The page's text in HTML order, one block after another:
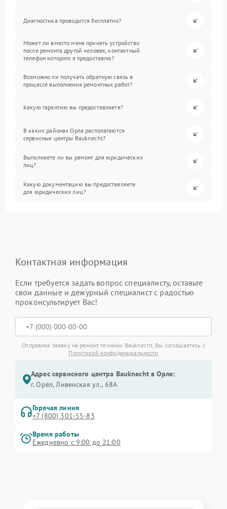
Диагностика проводится бесплатно?
Может ли вместо меня принять устройство
после ремонта другой человек, контактный
телефон которого я предоставлю?
Возможно ли получать обратную связь в
процессе выполнения ремонтных работ?
Какую гарантию вы предоставляете?
В каких районах Орла располагаются
сервисные центры Bauknecht?
Выполняете ли вы ремонт для юридических
лиц?
Какую документацию вы предоставляете
для юридических лиц?
Контактная информация
Если требуется задать вопрос специалисту, оставьте
свои данные и дежурный специалист с радостью
проконсультирует Вас!
Отправляя заявку на ремонт техники Bauknecht, Вы соглашаетесь с
Политикой конфиденциальности
Адрес сервисного центра Bauknecht в Орле:
г. Орёл, Ливенская ул., 68А
Горячая линия
+7 (800) 301-55-83
Время работы
Ежедневно с 9:00 до 21:00